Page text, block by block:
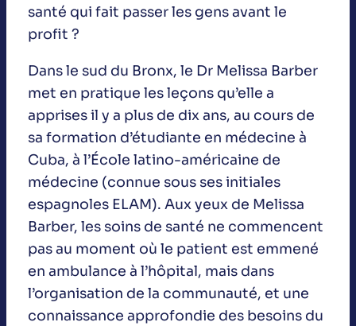
santé qui fait passer les gens avant le
profit ?
Dans le sud du Bronx, le Dr Melissa Barber
met en pratique les leçons qu’elle a
apprises il y a plus de dix ans, au cours de
sa formation d’étudiante en médecine à
Cuba, à l’École latino-américaine de
médecine (connue sous ses initiales
espagnoles ELAM). Aux yeux de Melissa
Barber, les soins de santé ne commencent
pas au moment où le patient est emmené
en ambulance à l’hôpital, mais dans
l’organisation de la communauté, et une
connaissance approfondie des besoins du